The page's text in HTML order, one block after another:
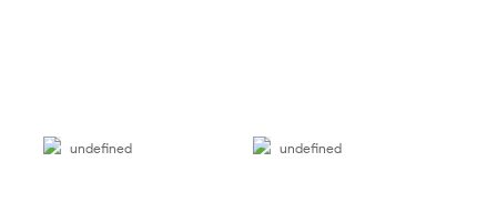
undefined undefined